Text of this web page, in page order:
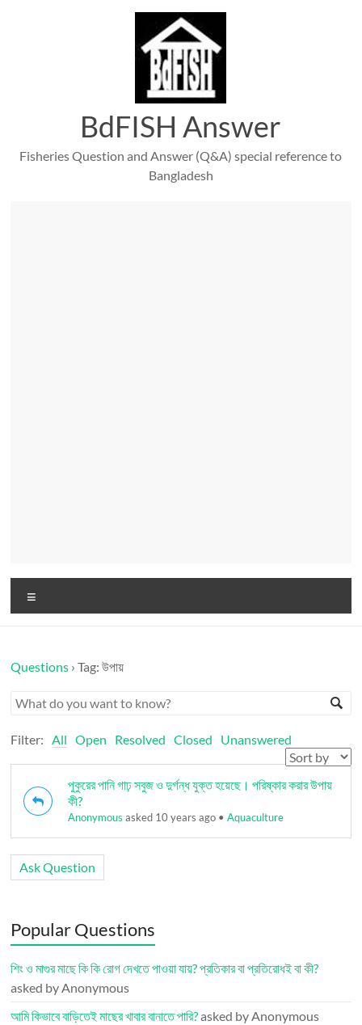
BdFISH Answer
Fisheries Question and Answer (Q&A) special reference to
Bangladesh
Questions ›Tag: উপায়
Filter: All Open Resolved Closed Unanswered
পুকুরের পানি গাঢ় সবুজ ও দুর্গন্ধ যুক্ত হয়েছে। পরিষ্কার করার উপায়
কী?
Anonymous asked 10 years ago •Aquaculture
Ask Question
Popular Questions
শিং ও মাগুর মাছে কি কি রোগ দেখতে পাওয়া যায়? প্রতিকার বা প্রতিরোধই বা কী?
asked by Anonymous
আমি কিভাবে বাড়িতেই মাছের খাবার বানাতে পারি?asked by Anonymous